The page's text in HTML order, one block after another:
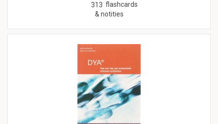
313 flashcards
& notities